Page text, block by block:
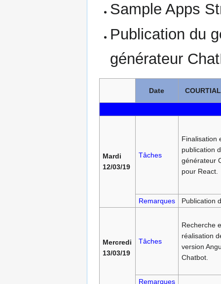
Sample Apps
Publication du
générateur
Date
Mardi
12/03/19
Tâches
Finalisation
publication
générateur
pour React.
Remarques Publication
Mercredi
13/03/19
Tâches
Recherche
réalisation
version
Chatbot.
Remarques